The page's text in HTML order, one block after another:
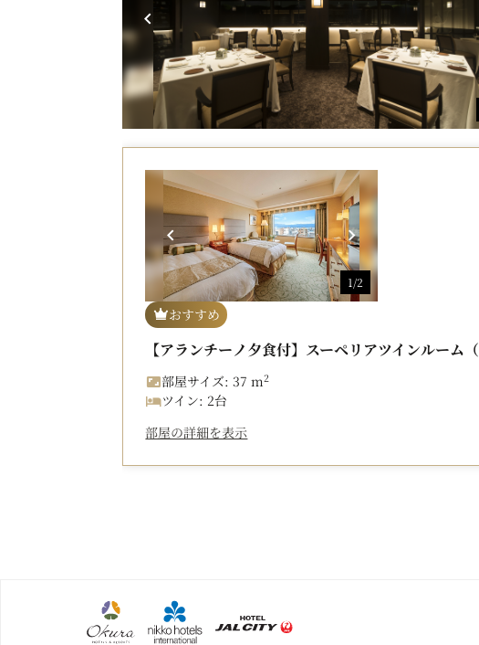
1/2
おすすめ
【アランチーノ夕食付】スーペリアツインルーム（
部屋サイズ: 37 m2
ツイン: 2台
部屋の詳細を表示